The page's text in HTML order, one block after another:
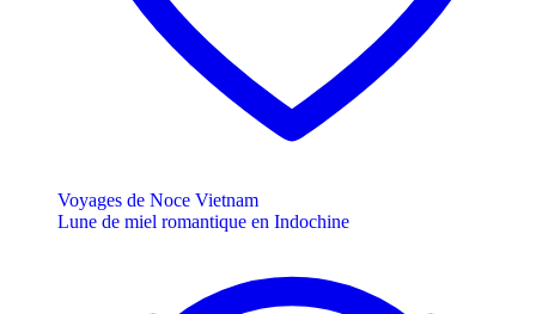
Voyages de Noce Vietnam
Lune de miel romantique en Indochine